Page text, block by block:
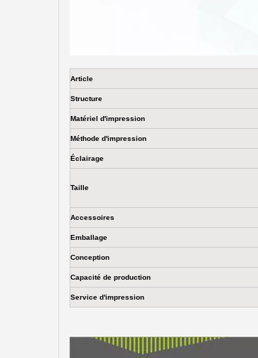
Article
Structure
Matériel d'impression
Méthode d'impression
Éclairage
Taille
Accessoires
Emballage
Conception
Capacité de production
Service d'impression